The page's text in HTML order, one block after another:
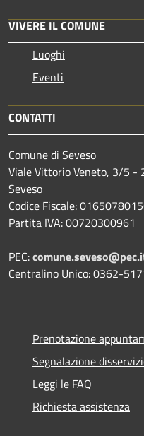
VIVERE IL COMUNE
Luoghi
Eventi
CONTATTI
Comune di Seveso
Viale Vittorio Veneto, 3/5 -
Seveso
Codice Fiscale:
Partita IVA: 00720300961
PEC:
Centralino Unico: 0362-
Prenotazione
Segnalazione
Leggi le FAQ
Richiesta assistenza